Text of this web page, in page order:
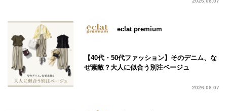
eclat premium
【40代・50代ファッション】そのデニム、な
ぜ素敵？大人に似合う別注ベージュ
2026.08.07